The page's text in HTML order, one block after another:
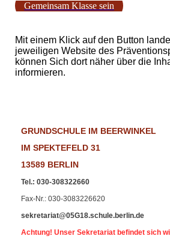
Gemeinsam Klasse sein
Mit einem Klick auf den Button
jeweiligen Website des
können Sich dort näher über die
informieren.
GRUNDSCHULE IM BEERWINKEL
IM SPEKTEFELD 31
13589 BERLIN
Tel.: 030-308322660
Fax-Nr.: 030-3083226620
sekretariat@05G18.schule.berlin.de
Achtung! Unser Sekretariat befindet sich